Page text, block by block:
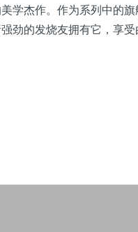
学杰作。作为系列中的
劲的发烧友拥有它，享